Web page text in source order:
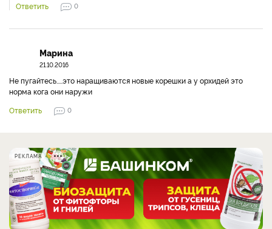
Ответить
0
Марина
21.10.2016
Не пугайтесь.....это наращиваются новые корешки а у орхидей это
норма кога они наружи
Ответить
0
РЕКЛАМА